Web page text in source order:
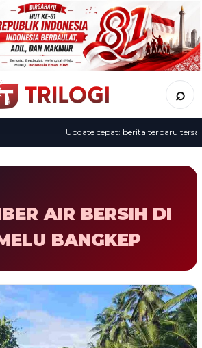
⌕
Update cepat: berita terbaru
AIR BERSIH DI
BANGKEP